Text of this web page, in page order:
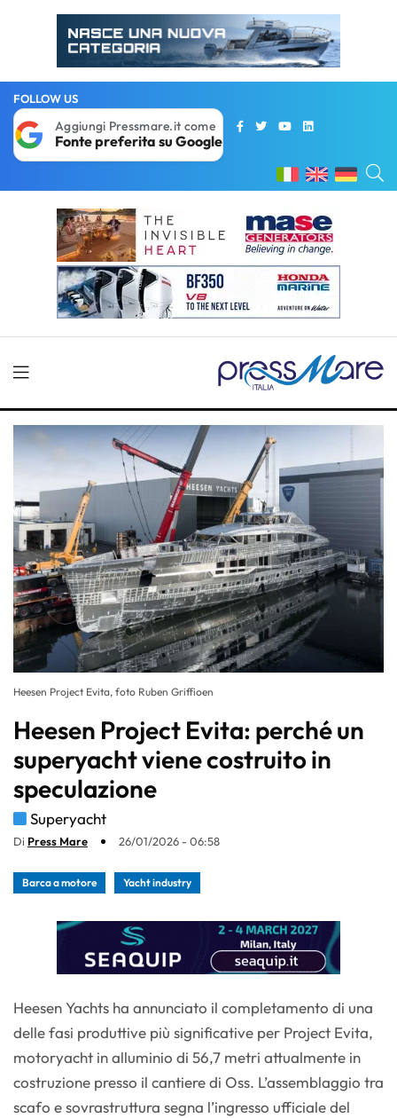
FOLLOW US
Aggiungi Pressmare.it come
Fonte preferita su Google
Heesen Project Evita, foto Ruben Griffioen
Heesen Project Evita: perché un
superyacht viene costruito in
speculazione
Superyacht
Di Press Mare 26/01/2026 - 06:58
Barca a motore Yacht industry
Heesen Yachts ha annunciato il completamento di una
delle fasi produttive più significative per Project Evita,
motoryacht in alluminio di 56,7 metri attualmente in
costruzione presso il cantiere di Oss. L’assemblaggio tra
scafo e sovrastruttura segna l’ingresso ufficiale del